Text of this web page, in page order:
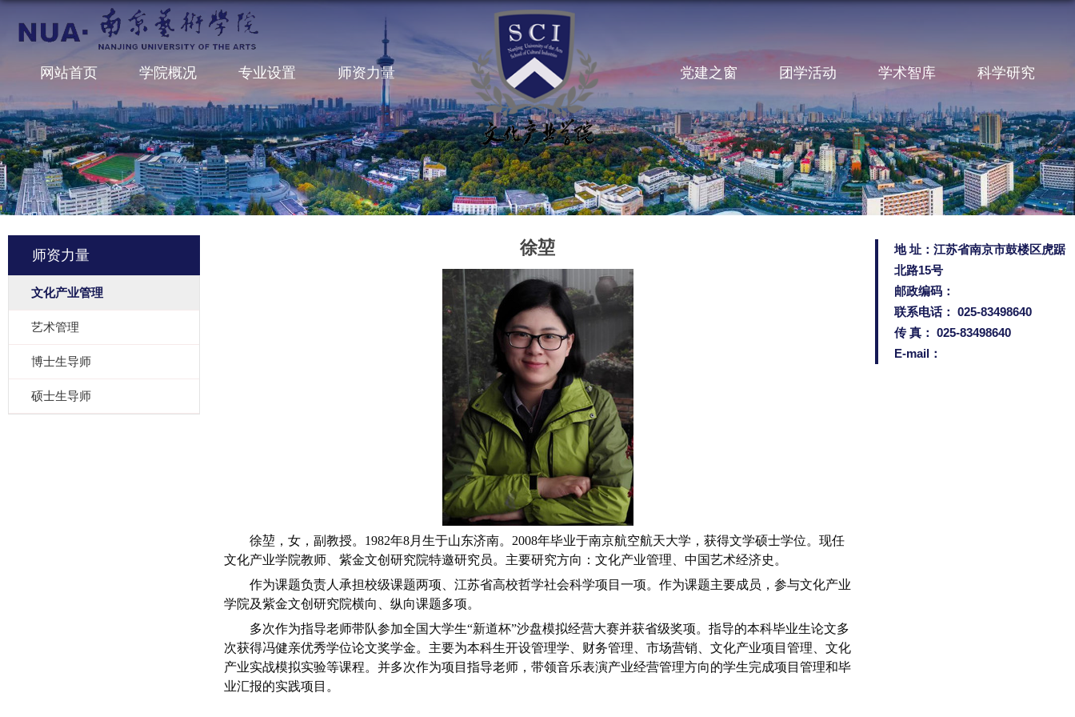
网站首页 学院概况 专业设置 师资力量 党建之窗 团学活动 学术智库 科学研究
师资力量
文化产业管理
艺术管理
博士生导师
硕士生导师
徐堃
徐堃，女，副教授。1982年8月生于山东济南。2008年毕业于南京航空航天大学，获得文学硕士学位。现任
文化产业学院教师、紫金文创研究院特邀研究员。主要研究方向：文化产业管理、中国艺术经济史。
作为课题负责人承担校级课题两项、江苏省高校哲学社会科学项目一项。作为课题主要成员，参与文化产业
学院及紫金文创研究院横向、纵向课题多项。
多次作为指导老师带队参加全国大学生“新道杯”沙盘模拟经营大赛并获省级奖项。指导的本科毕业生论文多
次获得冯健亲优秀学位论文奖学金。主要为本科生开设管理学、财务管理、市场营销、文化产业项目管理、文化
产业实战模拟实验等课程。并多次作为项目指导老师，带领音乐表演产业经营管理方向的学生完成项目管理和毕
业汇报的实践项目。
地 址：江苏省南京市鼓楼区虎踞
北路15号
邮政编码：
联系电话： 025-83498640
传 真： 025-83498640
E-mail：